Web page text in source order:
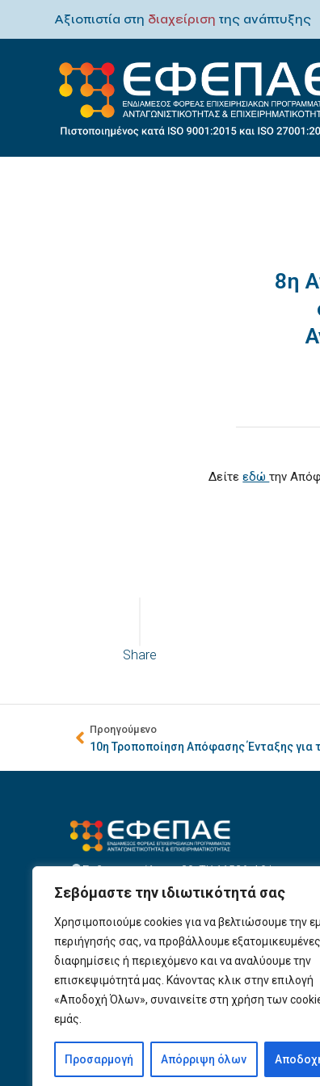
Σεβόμαστε την ιδιωτικότητά σας
Χρησιμοποιούμε cookies για να βελτιώσουμε την
περιήγησής σας, να προβάλλουμε εξατομικευμένες
διαφημίσεις ή περιεχόμενο και να αναλύουμε την
επισκεψιμότητά μας. Κάνοντας κλικ στην επιλογή
«Αποδοχή Όλων», συναινείτε στη χρήση των
εμάς.
Προσαρμογή Απόρριψη όλων
Αξιοπιστία στη διαχείριση της ανάπτυξης
8η
Share
Δείτεεδώτην
Προηγούμενο
10η Τροποποίηση Απόφασης Ένταξης για
Σεβαστουπόλεως 80, ΤΚ 11526, Αθήνα
info@efepae.gr
anaptyxiakos@efepae.gr
210 6985210
Ωράριο Λειτουργίας:
Δευτέρα – Παρασκευή, 09:00 – 17:00
Αριθμός ΓΕΜΗ: 154190801000